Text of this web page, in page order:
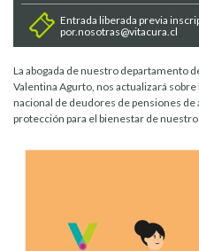
Entrada liberada previa
por.nosotras@vitacura.cl
La abogada de nuestro departamento
Valentina Agurto, nos actualizará
nacional de deudores de pensiones
protección para el bienestar de